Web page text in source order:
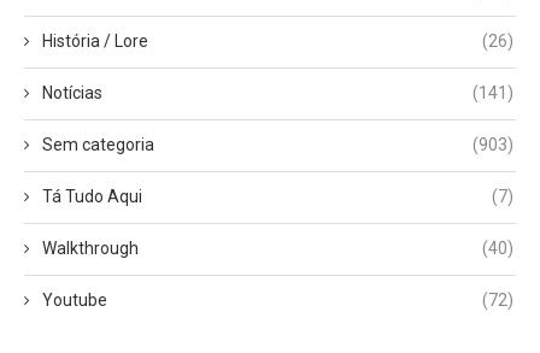
História / Lore (26)
Notícias (141)
Sem categoria (903)
Tá Tudo Aqui (7)
Walkthrough (40)
Youtube (72)